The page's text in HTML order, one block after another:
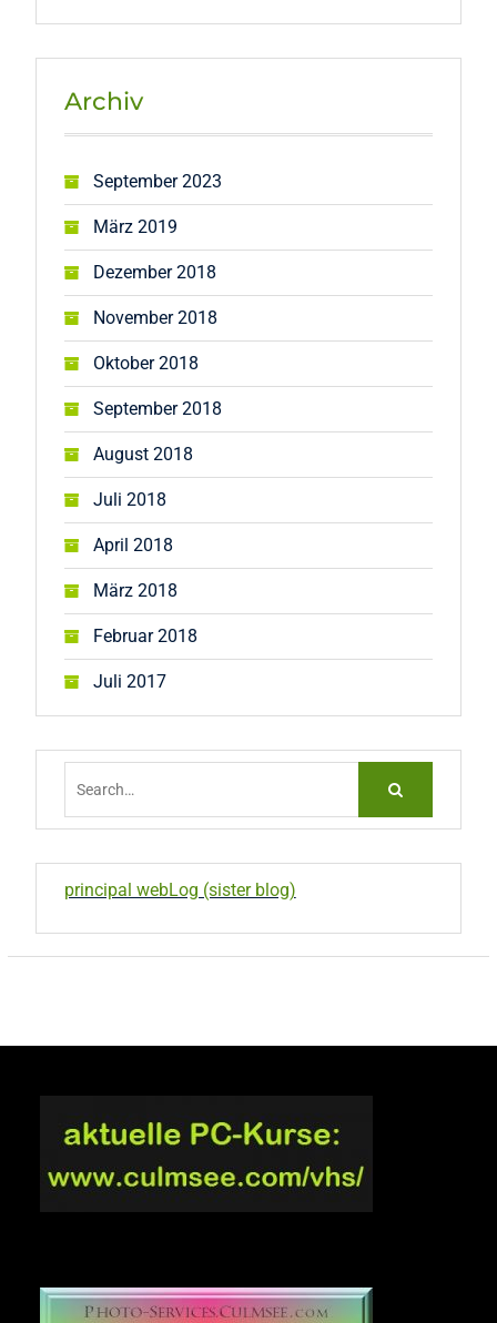
Archiv
September 2023
März 2019
Dezember 2018
November 2018
Oktober 2018
September 2018
August 2018
Juli 2018
April 2018
März 2018
Februar 2018
Juli 2017
principal webLog (sister blog)